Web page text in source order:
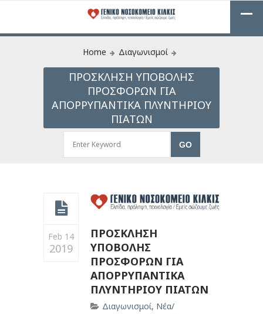
Home Διαγωνισμοί
ΠΡΟΣΚΛΗΣΗ ΥΠΟΒΟΛΗΣ
ΠΡΟΣΦΟΡΩΝ ΓΙΑ
ΑΠΟΡΡΥΠΑΝΤΙΚΑ ΠΛΥΝΤΗΡΙΟΥ
ΠΙΑΤΩΝ
Feb 14
2019
ΠΡΟΣΚΛΗΣΗ
ΥΠΟΒΟΛΗΣ
ΠΡΟΣΦΟΡΩΝ ΓΙΑ
ΑΠΟΡΡΥΠΑΝΤΙΚΑ
ΠΛΥΝΤΗΡΙΟΥ ΠΙΑΤΩΝ
Διαγωνισμοί, Νέα/